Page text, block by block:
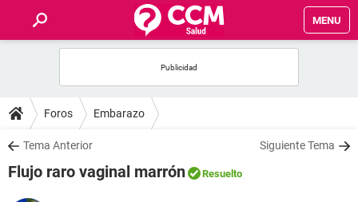
MENU
FOROS
SALUD
FAMILIA
Foros Embarazo
Tema Anterior Siguiente Tema
Flujo raro vaginal marrón Resuelto